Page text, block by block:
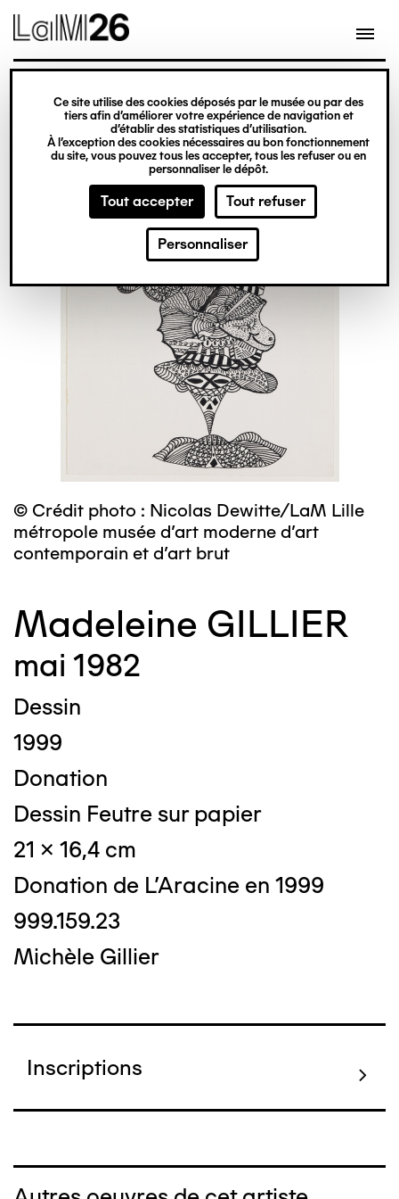
Gestion des cookies
Ce site utilise des cookies déposés par le musée ou par des
tiers afin d’améliorer votre expérience de navigation et
d’établir des statistiques d’utilisation.
À l’exception des cookies nécessaires au bon fonctionnement
du site, vous pouvez tous les accepter, tous les refuser ou en
personnaliser le dépôt.
Tout accepter Tout refuser
Personnaliser
contenu
© Crédit photo : Nicolas Dewitte/LaM Lille
métropole musée d’art moderne d’art
contemporain et d’art brut
Madeleine GILLIER
mai 1982
Dessin
1999
Donation
Dessin Feutre sur papier
21 x 16,4 cm
Donation de L'Aracine en 1999
999.159.23
Michèle Gillier
Inscriptions